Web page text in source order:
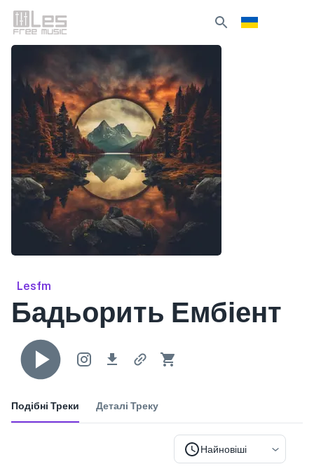
Lesfm
Бадьорить Ембіент
Подібні Треки Деталі Треку
Найновіші